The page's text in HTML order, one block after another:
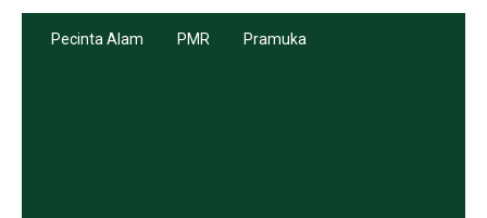
Pecinta Alam PMR Pramuka